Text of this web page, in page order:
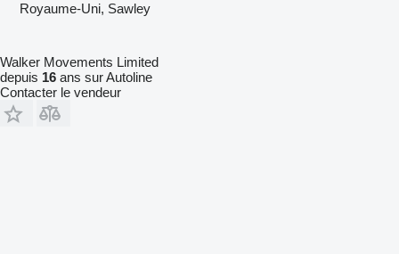
Royaume-Uni, Sawley
Walker Movements Limited
depuis 16 ans sur Autoline
Contacter le vendeur